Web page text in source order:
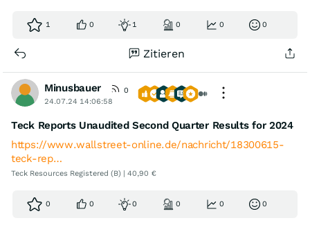
1 0 1 0 0 0
Zitieren
Minusbauer
0
24.07.24 14:06:58
Teck Reports Unaudited Second Quarter Results for 2024
https://www.wallstreet-online.de/nachricht/18300615-
teck-rep…
Teck Resources Registered (B) | 40,90 €
0 0 0 0 0 0